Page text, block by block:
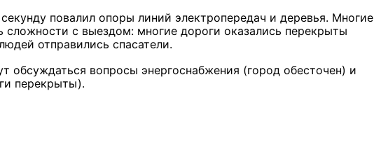
повалил опоры линий электропередач и деревья. Многие
сложности с выездом: многие дороги оказались перекрыты
отправились спасатели.
обсуждаться вопросы энергоснабжения (город обесточен) и
перекрыты).